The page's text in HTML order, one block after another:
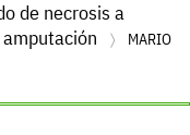
de necrosis a
MARIO